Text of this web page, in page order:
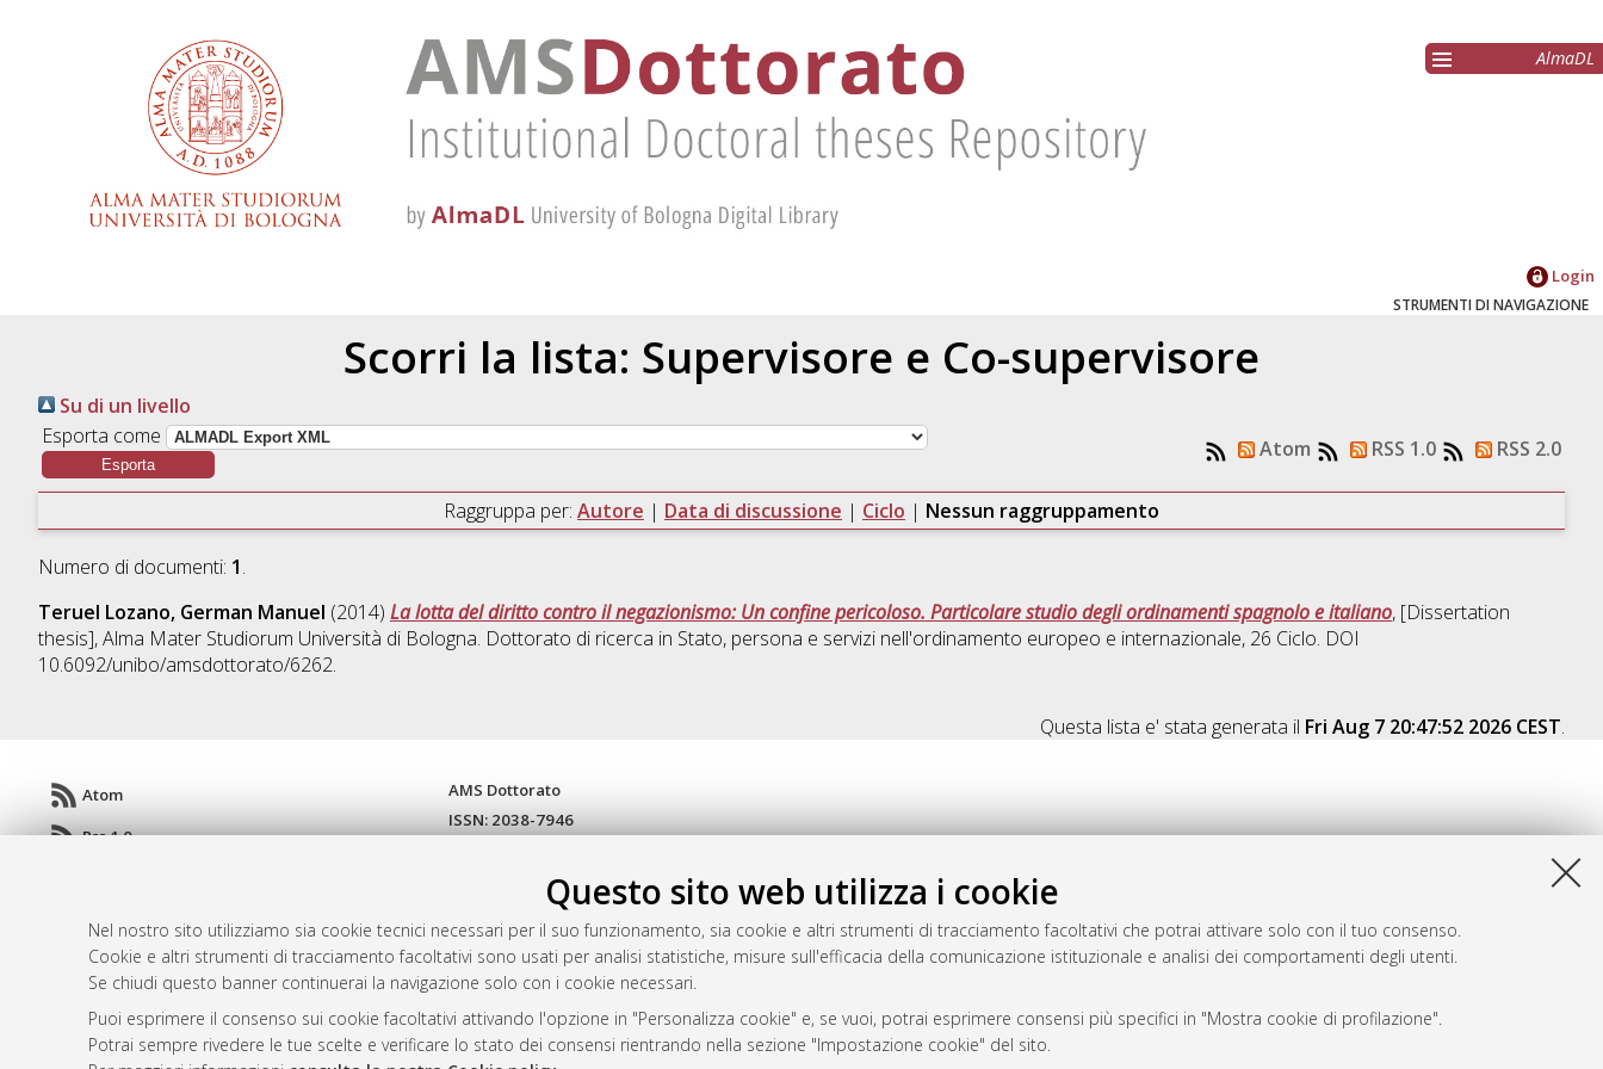
Questo sito web utilizza i cookie
Nel nostro sito utilizziamo sia cookie tecnici necessari per il suo funzionamento, sia cookie e altri strumenti di tracciamento facoltativi che potrai attivare solo con il tuo consenso.
Cookie e altri strumenti di tracciamento facoltativi sono usati per analisi statistiche, misure sull'efficacia della comunicazione istituzionale e analisi dei comportamenti degli utenti.
Se chiudi questo banner continuerai la navigazione solo con i cookie necessari.
Puoi esprimere il consenso sui cookie facoltativi attivando l'opzione in "Personalizza cookie" e, se vuoi, potrai esprimere consensi più specifici in "Mostra cookie di profilazione".
Potrai sempre rivedere le tue scelte e verificare lo stato dei consensi rientrando nella sezione "Impostazione cookie" del sito.
AlmaDL
Login
STRUMENTI DI NAVIGAZIONE
Scorri la lista: Supervisore e Co-supervisore
Su di un livello
Esporta come
Atom RSS 1.0 RSS 2.0
Raggruppa per: Autore | Data di discussione | Ciclo | Nessun raggruppamento
Numero di documenti: 1.
Teruel Lozano, German Manuel (2014) La lotta del diritto contro il negazionismo: Un confine pericoloso. Particolare studio degli ordinamenti spagnolo e italiano, [Dissertation
thesis], Alma Mater Studiorum Università di Bologna. Dottorato di ricerca in Stato, persona e servizi nell'ordinamento europeo e internazionale, 26 Ciclo. DOI
10.6092/unibo/amsdottorato/6262.
Questa lista e' stata generata il Fri Aug 7 20:47:52 2026 CEST.
Atom
Rss 1.0
AMS Dottorato
ISSN: 2038-7946
Impostazioni Cookie
Informativa sulla privacy
Condizioni d’uso del sito
© ALMA MATER STUDIORUM - Università di Bologna, 2007-2026.